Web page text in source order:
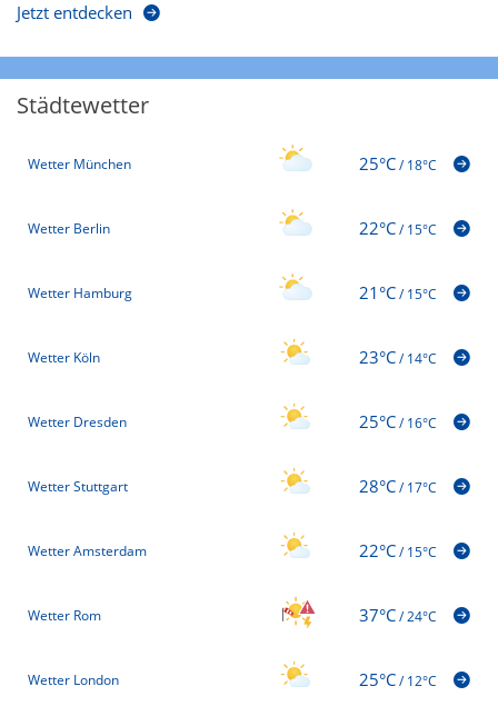
Jetzt entdecken
Städtewetter
Wetter München 25°C/18°C
Wetter Berlin 22°C/15°C
Wetter Hamburg 21°C/15°C
Wetter Köln 23°C/14°C
Wetter Dresden 25°C/16°C
Wetter Stuttgart 28°C/17°C
Wetter Amsterdam 22°C/15°C
Wetter Rom 37°C/24°C
Wetter London 25°C/12°C